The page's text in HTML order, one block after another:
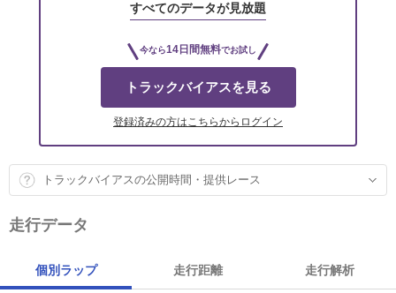
すべてのデータが見放題
今なら14日間無料でお試し
トラックバイアスを見る
登録済みの方はこちらからログイン
トラックバイアスの公開時間・提供レース
走行データ
個別ラップ 走行距離 走行解析